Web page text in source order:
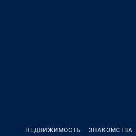
НЕДВИЖИМОСТЬ ЗНАКОМСТВА